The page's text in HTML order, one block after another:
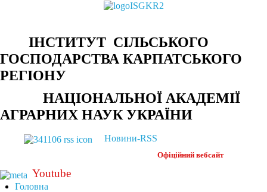
ІНСТИТУТ СІЛЬСЬКОГО
ГОСПОДАРСТВА КАРПАТСЬКОГО
РЕГІОНУ
НАЦІОНАЛЬНОЇ АКАДЕМІЇ
АГРАРНИХ НАУК УКРАЇНИ
Новини-RSS
Офіційний вебсайт
Youtube
Головна